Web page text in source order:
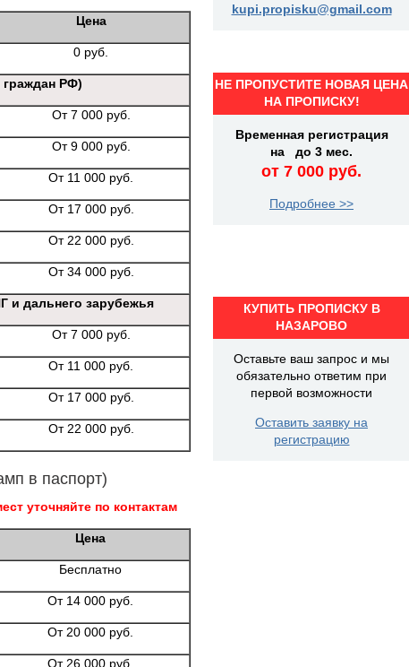
Цена
0 руб.
граждан РФ)
От 7 000 руб.
От 9 000 руб.
От 11 000 руб.
От 17 000 руб.
От 22 000 руб.
От 34 000 руб.
и дальнего зарубежья
От 7 000 руб.
От 11 000 руб.
От 17 000 руб.
От 22 000 руб.
в паспорт)
уточняйте по контактам
Цена
Бесплатно
От 14 000 руб.
От 20 000 руб.
От 26 000 руб.
kupi.propisku@gmail.com
НЕ ПРОПУСТИТЕ НОВАЯ ЦЕНА
НА ПРОПИСКУ!
Временная регистрация
на до 3 мес.
от 7 000 руб.
Подробнее >>
КУПИТЬ ПРОПИСКУ В
НАЗАРОВО
Оставьте ваш запрос и мы
обязательно ответим при
первой возможности
Оставить заявку на
регистрацию